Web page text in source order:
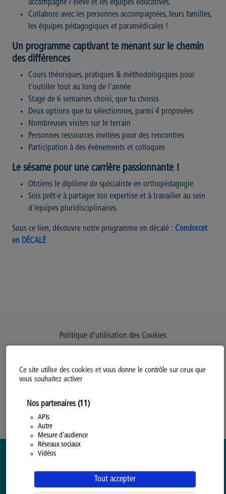
Ce site utilise des cookies et vous donne le contrôle sur ceux que
vous souhaitez activer
Nos partenaires (11)
APIs
Autre
Mesure d'audience
Réseaux sociaux
Vidéos
Tout accepter
accompagne l’élève et les équipes éducatives.
Collabore avec les personnes accompagnées, leurs familles,
les équipes pédagogiques et paramédicales !
Un programme captivant te menant sur le chemin
des différences
Cours théoriques, pratiques & méthodologiques pour
t’outiller tout au long de l’année
Stage de 6 semaines choisi, que tu choisis
Deux options que tu sélectionnes, parmi 4 proposées
Nombreuses visites sur le terrain
Personnes ressources invitées pour des rencontres
Participation à des évènements et colloques
Le sésame pour une carrière passionnante !
Obtiens le diplôme de spécialiste en orthopédagogie
Sois prêt·e à partager ton expertise et à travailler au sein
d’équipes pluridisciplinaires.
Sous ce lien, découvre notre programme en décalé : Condorcet
en DÉCALÉ
Politique d’utilisation des Cookies
Politique Générale de Confidentialité